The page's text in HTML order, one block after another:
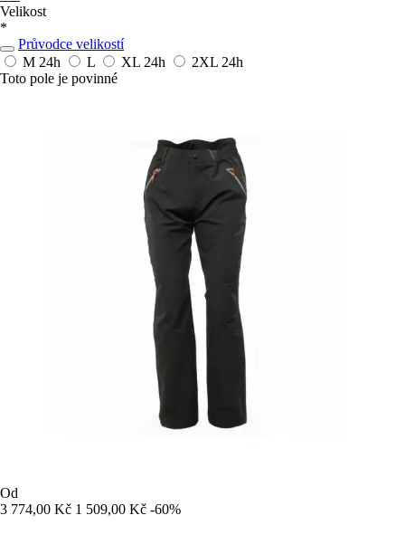
Velikost
*
Průvodce velikostí
M 24h L XL 24h 2XL 24h
Toto pole je povinné
Od
3 774,00 Kč 1 509,00 Kč -60%